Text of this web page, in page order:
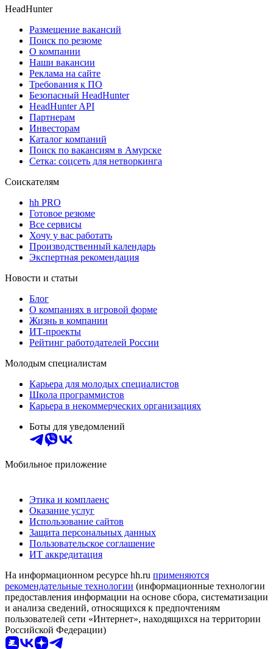
HeadHunter
Размещение вакансий
Поиск по резюме
О компании
Наши вакансии
Реклама на сайте
Требования к ПО
Безопасный HeadHunter
HeadHunter API
Партнерам
Инвесторам
Каталог компаний
Поиск по вакансиям в Амурске
Сетка: соцсеть для нетворкинга
Соискателям
hh PRO
Готовое резюме
Все сервисы
Хочу у вас работать
Производственный календарь
Экспертная рекомендация
Новости и статьи
Блог
О компаниях в игровой форме
Жизнь в компании
ИТ-проекты
Рейтинг работодателей России
Молодым специалистам
Карьера для молодых специалистов
Школа программистов
Карьера в некоммерческих организациях
Боты для уведомлений
Мобильное приложение
Этика и комплаенс
Оказание услуг
Использование сайтов
Защита персональных данных
Пользовательское соглашение
ИТ аккредитация
На информационном ресурсе hh.ru применяются
рекомендательные технологии (информационные технологии
предоставления информации на основе сбора, систематизации
и анализа сведений, относящихся к предпочтениям
пользователей сети «Интернет», находящихся на территории
Российской Федерации)